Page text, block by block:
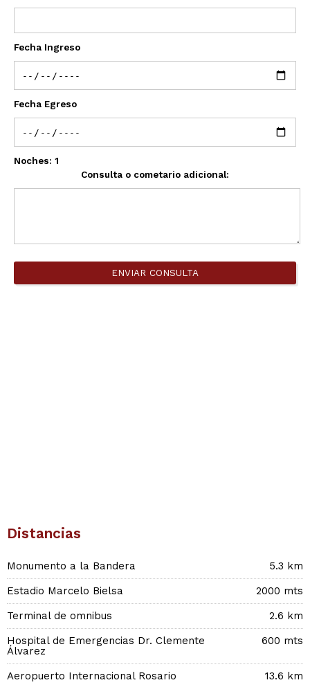
Fecha Ingreso
Fecha Egreso
Noches: 1
Consulta o cometario adicional:
ENVIAR CONSULTA
Distancias
Monumento a la Bandera
5.3 km
Estadio Marcelo Bielsa
2000 mts
Terminal de omnibus
2.6 km
Hospital de Emergencias Dr. Clemente
Álvarez
600 mts
Aeropuerto Internacional Rosario
13.6 km